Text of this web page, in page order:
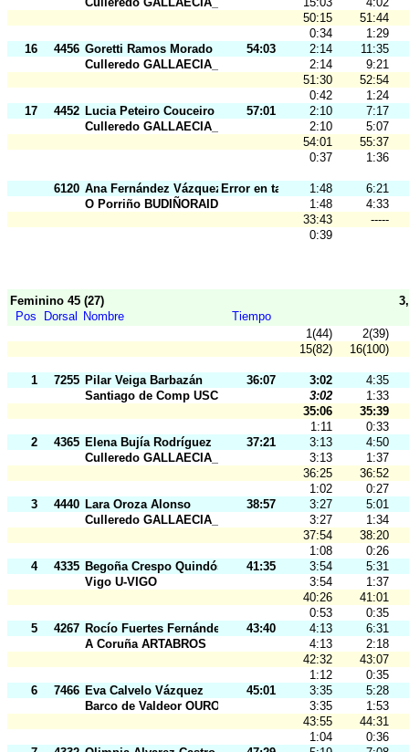
50:15
51:44
0:34
1:29
16
4456 Goretti Ramos Morado 54:03 2:14
11:35
Culleredo GALLAECIA_RAID
2:14
9:21
51:30
52:54
0:42
1:24
17
4452 Lucia Peteiro Couceiro 57:01 2:10
7:17
Culleredo GALLAECIA_RAID
2:10
5:07
54:01
55:37
0:37
1:36
6120 Ana Fernández Vázquez Error en tarj. 1:48
6:21
O Porriño BUDIÑORAID
1:48
4:33
33:43
-----
0:39
Feminino 45 (27)
Pos
Dorsal Nombre
Tiempo
1(44)
2(39)
15(82)
16(100)
1 7255 Pilar Veiga Barbazán 36:07 3:02
4:35
Santiago de Comp USC
3:02
1:33
35:06
35:39
1:11
0:33
2
4365 Elena Bujía Rodríguez 37:21 3:13
4:50
Culleredo GALLAECIA_RAID
3:13
1:37
36:25
36:52
1:02
0:27
3
4440 Lara Oroza Alonso 38:57 3:27
5:01
Culleredo GALLAECIA_RAID
3:27
1:34
37:54
38:20
1:08
0:26
4
4335 Begoña Crespo Quindós 41:35 3:54
5:31
Vigo U-VIGO
3:54
1:37
40:26
41:01
0:53
0:35
5
4267 Rocío Fuertes Fernández 43:40 4:13
6:31
A Coruña ARTABROS
4:13
2:18
42:32
43:07
1:12
0:35
6
7466 Eva Calvelo Vázquez 45:01 3:35
5:28
Barco de Valdeor OURO
3:35
1:53
43:55
44:31
1:04
0:36